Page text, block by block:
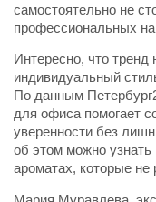
самостоятельно не
профессиональных
Интересно, что
индивидуальный
По данным
для офиса помогает
уверенности без
об этом можно
ароматах, которые